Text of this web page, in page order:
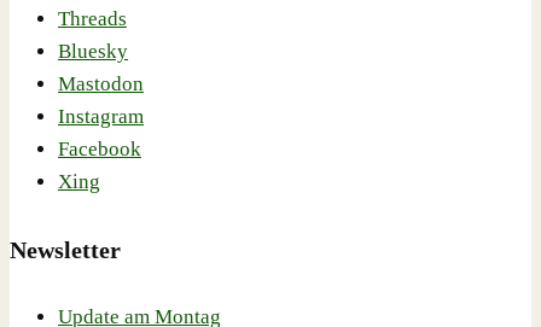
Threads
Bluesky
Mastodon
Instagram
Facebook
Xing
Newsletter
Update am Montag